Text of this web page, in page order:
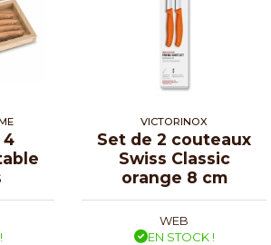
VICTORINOX
Set de 2 couteaux
Swiss Classic
orange 8 cm
WEB
EN STOCK !